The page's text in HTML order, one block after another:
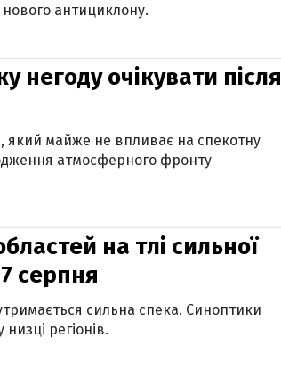
нового антициклону.
негоду очікувати після
який майже не впливає на спекотну
атмосферного фронту
на тлі сильної
серпня
сильна спека. Синоптики
регіонів.